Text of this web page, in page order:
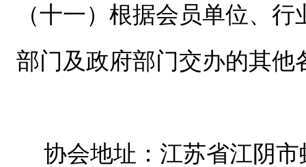
（十一）根据会员单位、
部门及政府部门交办的其他
协会地址：江苏省江阴市